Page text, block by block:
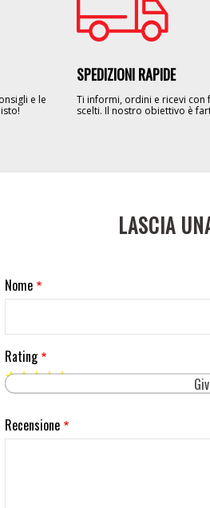
e le
SPEDIZIONI RAPIDE
Ti informi, ordini e ricevi
scelti. Il nostro obiettivo è
LASCIA
Nome
Rating
Recensione